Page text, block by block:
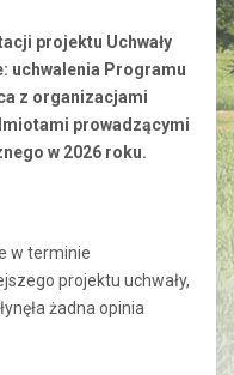
projektu Uchwały
uchwalenia Programu
z organizacjami
prowadzącymi
w 2026 roku.
w terminie
projektu uchwały,
żadna opinia